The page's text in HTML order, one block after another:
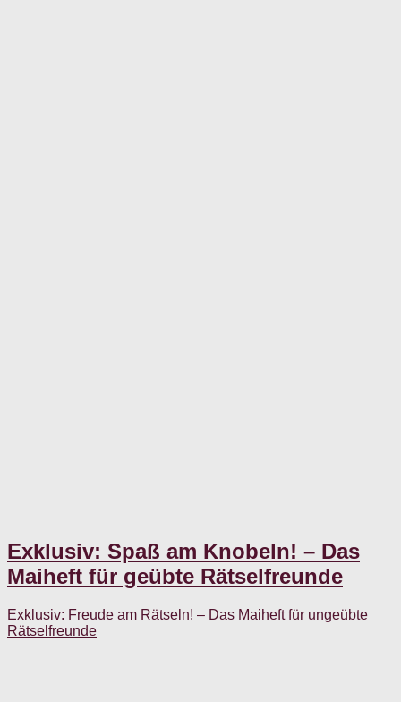
Exklusiv: Spaß am Knobeln! – Das
Maiheft für geübte Rätselfreunde
Exklusiv: Freude am Rätseln! – Das Maiheft für ungeübte
Rätselfreunde